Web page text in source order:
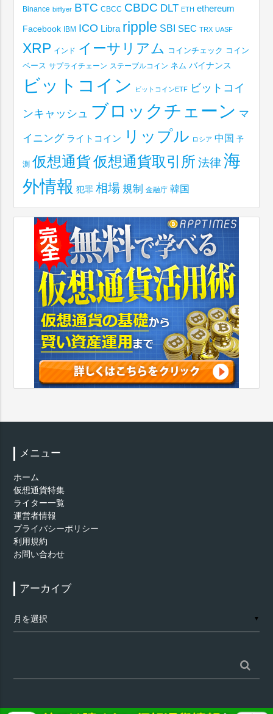
Binance bitflyer BTC CBCC CBDC DLT ETH ethereum
Facebook IBM ICO Libra ripple SBI SEC TRX UASF
XRP インド イーサリアム コインチェック コイン
ベース サプライチェーン ステーブルコイン ネム バイナンス
ビットコイン ビットコインETF ビットコイ
ンキャッシュ ブロックチェーン マ
イニング ライトコイン リップル ロシア 中国 予
測 仮想通貨仮想通貨取引所 法律 海
外情報 犯罪 相場 規制 金融庁 韓国
メニュー
ホーム
仮想通貨特集
ライター一覧
運営者情報
プライバシーポリシー
利用規約
お問い合わせ
アーカイブ
ー
▼
索: